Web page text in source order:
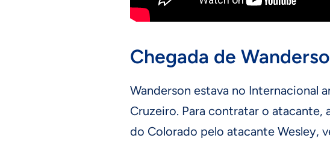
Chegada de
Wanderson estava no Internacional
Cruzeiro. Para contratar o atacante,
do Colorado pelo atacante Wesley,